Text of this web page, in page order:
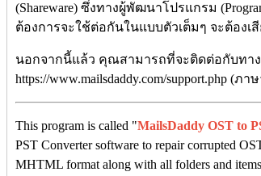
(Shareware) ซึ่งทางผู้พัฒนาโปรแกรม
ต้องการจะใช้ต่อกันในแบบตัวเต็มๆ จะต้องเ
นอกจากนี้แล้ว คุณสามารถที่จะติดต่อกับทาง
https://www.mailsdaddy.com/support.php (ภ
This program is called "MailsDaddy OST to
PST Converter software to repair corrupted
MHTML format along with all folders and